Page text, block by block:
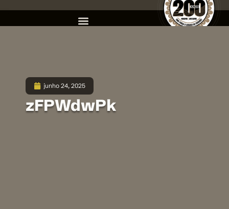
junho 24, 2025
zFPWdwPk